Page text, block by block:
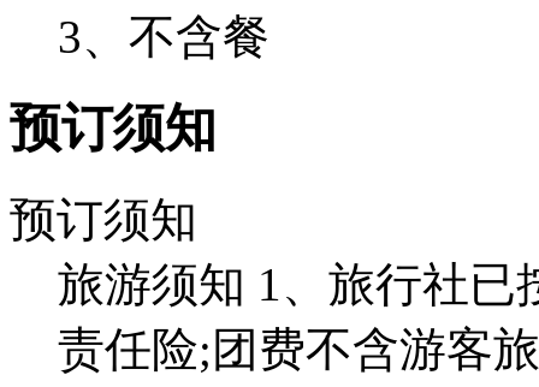
3、不含餐
预订须知
预订须知
旅游须知 1、旅行社已
责任险;团费不含游客